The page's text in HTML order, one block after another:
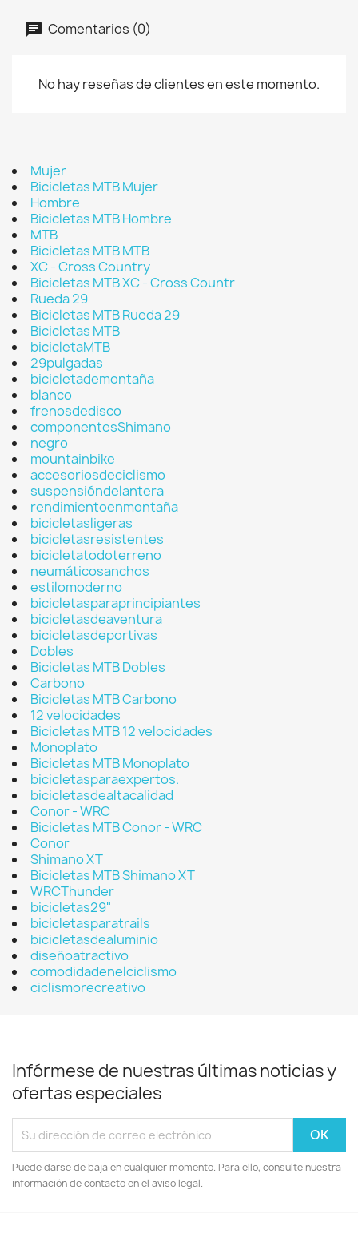
Comentarios (0)
No hay reseñas de clientes en este momento.
Mujer
Bicicletas MTB Mujer
Hombre
Bicicletas MTB Hombre
MTB
Bicicletas MTB MTB
XC - Cross Country
Bicicletas MTB XC - Cross Countr
Rueda 29
Bicicletas MTB Rueda 29
Bicicletas MTB
bicicletaMTB
29pulgadas
bicicletademontaña
blanco
frenosdedisco
componentesShimano
negro
mountainbike
accesoriosdeciclismo
suspensióndelantera
rendimientoenmontaña
bicicletasligeras
bicicletasresistentes
bicicletatodoterreno
neumáticosanchos
estilomoderno
bicicletasparaprincipiantes
bicicletasdeaventura
bicicletasdeportivas
Dobles
Bicicletas MTB Dobles
Carbono
Bicicletas MTB Carbono
12 velocidades
Bicicletas MTB 12 velocidades
Monoplato
Bicicletas MTB Monoplato
bicicletasparaexpertos.
bicicletasdealtacalidad
Conor - WRC
Bicicletas MTB Conor - WRC
Conor
Shimano XT
Bicicletas MTB Shimano XT
WRCThunder
bicicletas29"
bicicletasparatrails
bicicletasdealuminio
diseñoatractivo
comodidadenelciclismo
ciclismorecreativo
Infórmese de nuestras últimas noticias y
ofertas especiales
Puede darse de baja en cualquier momento. Para ello, consulte nuestra
información de contacto en el aviso legal.